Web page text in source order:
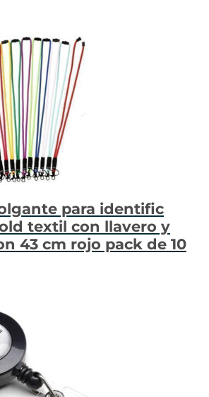
para identific
textil con llavero y
43 cm rojo pack de 10